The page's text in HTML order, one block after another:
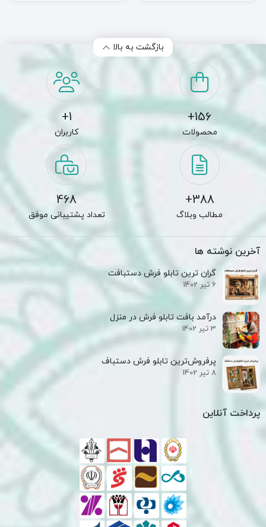
بازگشت به بالا
156+
محصولات
1+
کاربران
388+
مطالب وبلاگ
468
تعداد پشتیبانی موفق
آخرین نوشته ها
گران ترین تابلو فرش دستبافت
6 تیر 1402
درآمد بافت تابلو فرش در منزل
3 تیر 1402
پرفروش‌ترین تابلو فرش دستباف
8 تیر 1402
پرداخت آنلاین